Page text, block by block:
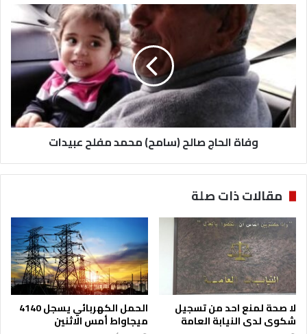
ل
ع
ر
ب
ة
ت
ع
د
ر
ا
ل
ع
ا
م
ا
ل
و
ف
ا
ة
ل
ح
ج
ل
(
م
ح
م
ح
م
د
وفاة الحاج صالح (سامح) محمد مفلح عبيدات
مقالات ذات صلة
لا صحة لمنع احد من تسجيل
شكوى لدى النيابة العامة
الحمل الكهربائي يسجل 4140
ميجاواط أمس الاثنين